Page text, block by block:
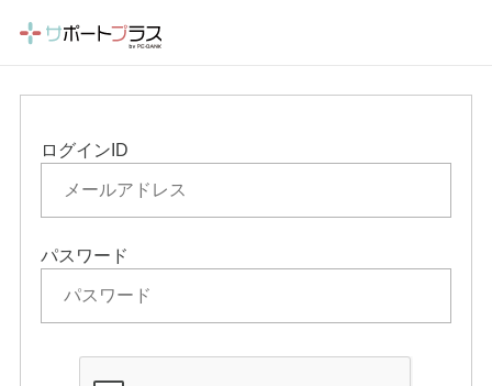
ログインID
パスワード